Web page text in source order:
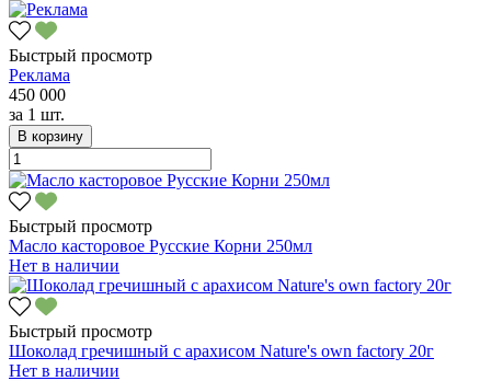
Быстрый просмотр
Реклама
450 000
за 1 шт.
В корзину
Быстрый просмотр
Масло касторовое Русские Корни 250мл
Нет в наличии
Быстрый просмотр
Шоколад гречишный с арахисом Nature's own factory 20г
Нет в наличии